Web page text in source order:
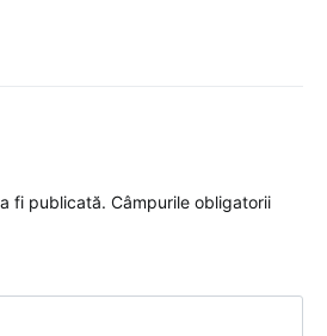
fi publicată. Câmpurile obligatorii